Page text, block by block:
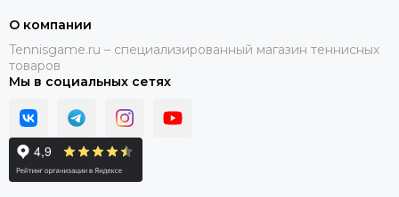
О компании
Tennisgame.ru – специализированный магазин теннисных
товаров
Мы в социальных сетях